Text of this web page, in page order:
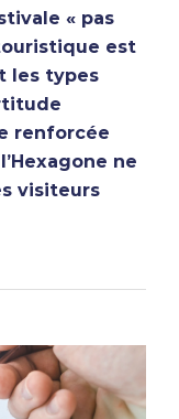
« pas
est
les types
renforcée
ne
visiteurs